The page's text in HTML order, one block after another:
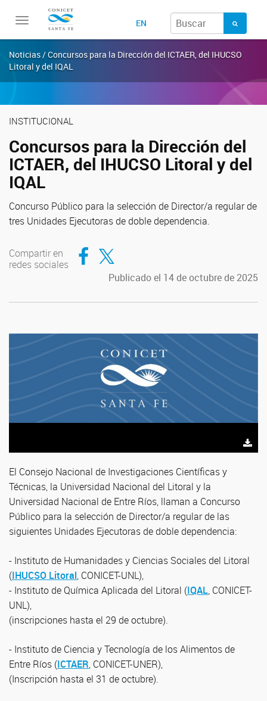
Toggle
EN
Noticias / Concursos para la Dirección del ICTAER, del IHUCSO
Litoral y del IQAL
INSTITUCIONAL
Concursos para la Dirección del
ICTAER, del IHUCSO Litoral y del
IQAL
Concurso Público para la selección de Director/a regular de
tres Unidades Ejecutoras de doble dependencia.
Compartir en
redes sociales
Compartir en Facebook
Compartir en Twitter
Publicado el 14 de octubre de 2025
El Consejo Nacional de Investigaciones Científicas y
Técnicas, la Universidad Nacional del Litoral y la
Universidad Nacional de Entre Ríos, llaman a Concurso
Público para la selección de Director/a regular de las
siguientes Unidades Ejecutoras de doble dependencia:
- Instituto de Humanidades y Ciencias Sociales del Litoral
(IHUCSO Litoral, CONICET-UNL),
- Instituto de Química Aplicada del Litoral (IQAL, CONICET-
UNL),
(inscripciones hasta el 29 de octubre).
- Instituto de Ciencia y Tecnología de los Alimentos de
Entre Ríos (ICTAER, CONICET-UNER),
(Inscripción hasta el 31 de octubre).